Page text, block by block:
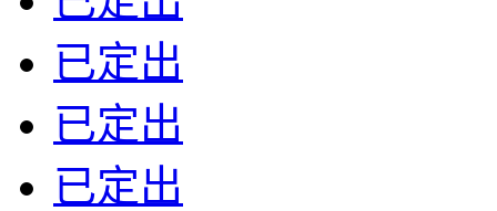
已定出
已定出
已定出